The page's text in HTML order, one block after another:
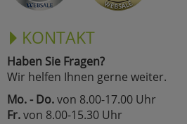
KONTAKT
Haben Sie Fragen?
Wir helfen Ihnen gerne weiter.
Mo. - Do.von 8.00-17.00 Uhr
Fr.von 8.00-15.30 Uhr